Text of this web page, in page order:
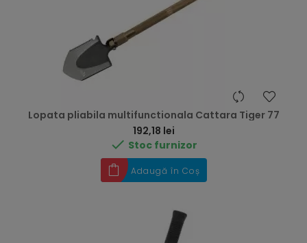
Lopata pliabila multifunctionala Cattara Tiger 77
192,18 lei
 Stoc furnizor
Adaugă în Coș